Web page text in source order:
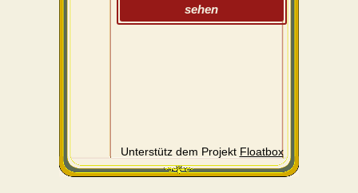
sehen
Unterstütz dem Projekt Floatbox